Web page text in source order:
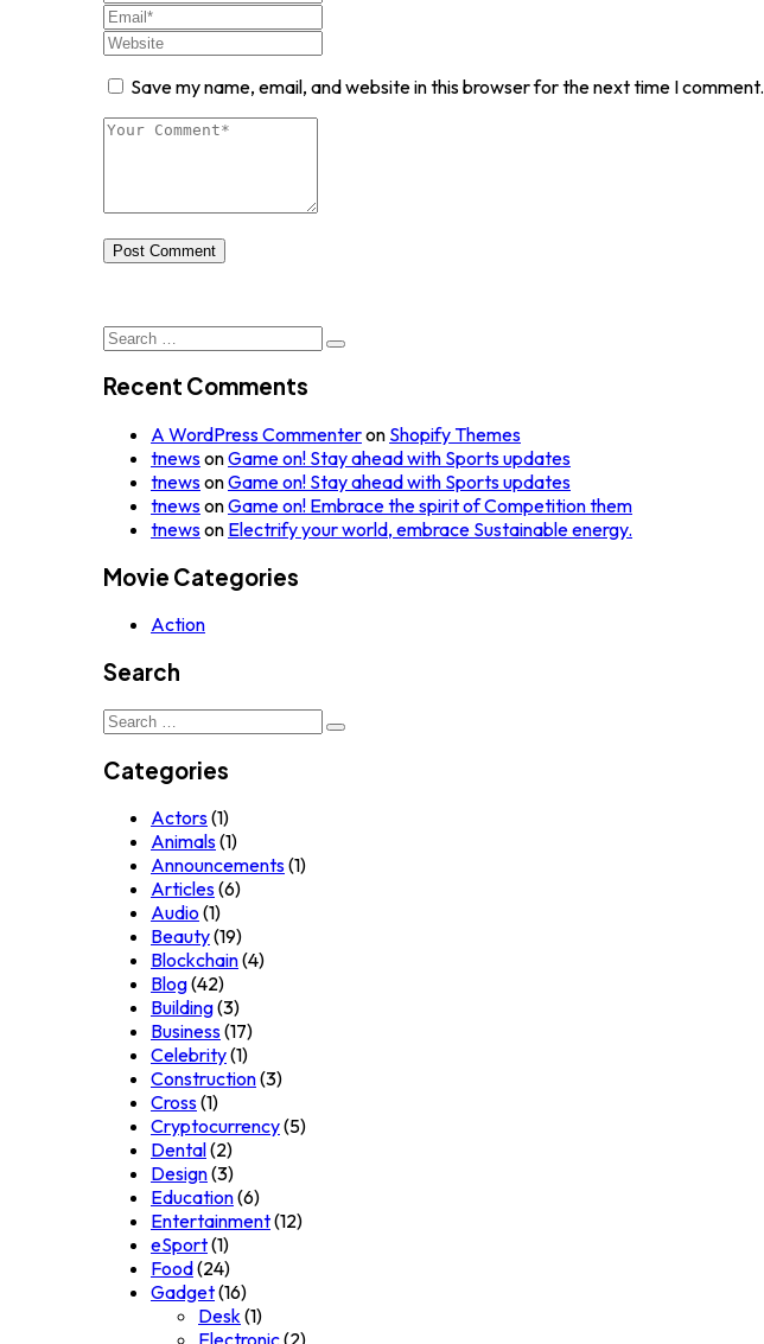
Save my name, email, and website in this browser for the next time I comment.
Post Comment
Search
for:
Recent Comments
A WordPress Commenteron Shopify Themes
tnewsonGame on! Stay ahead with Sports updates
tnewsonGame on! Stay ahead with Sports updates
tnewsonGame on! Embrace the spirit of Competition them
tnewson Electrify your world, embrace Sustainable energy.
Movie Categories
Action
Search
Search
for:
Categories
Actors(1)
Animals(1)
Announcements(1)
Articles(6)
Audio (1)
Beauty(19)
Blockchain(4)
Blog(42)
Building(3)
Business(17)
Celebrity(1)
Construction(3)
Cross(1)
Cryptocurrency(5)
Dental(2)
Design(3)
Education(6)
Entertainment(12)
eSport(1)
Food(24)
Gadget(16)
Desk(1)